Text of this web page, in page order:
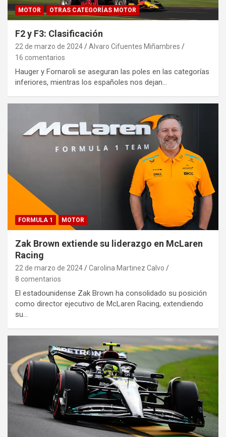
MOTOR OTRAS CATEGORÍAS MOTOR
F2 y F3: Clasificación
22 de marzo de 2024
Alvaro Cifuentes Miñambres
16 comentarios
Hauger y Fornaroli se aseguran las poles en las categorías
inferiores, mientras los españoles nos dejan…
FORMULA 1 MOTOR
Zak Brown extiende su liderazgo en McLaren
Racing
22 de marzo de 2024
Carolina Martinez Calvo
8 comentarios
El estadounidense Zak Brown ha consolidado su posición
como director ejecutivo de McLaren Racing, extendiendo
su…